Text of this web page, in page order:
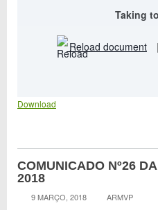
Taking
Reload document |
Download
COMUNICADO Nº26
2018
9 MARÇO, 2018 ARMVP